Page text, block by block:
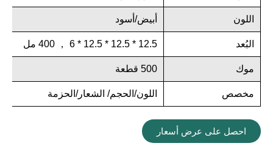
اللون أبيض/أسود
البُعد 12.5 * 12.5 * 12.5 * 6 ， 400 مل
موك 500 قطعة
مخصص اللون/الحجم/ الشعار/الحزمة
احصل على عرض أسعار